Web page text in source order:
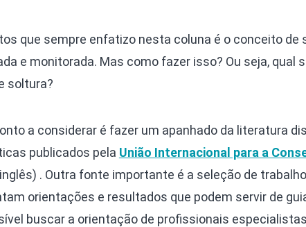
que sempre enfatizo nesta coluna é o conceito de
e monitorada. Mas como fazer isso? Ou seja, qual
soltura?
a considerar é fazer um apanhado da literatura
publicados pela União Internacional para a
. Outra fonte importante é a seleção de
orientações e resultados que podem servir de
buscar a orientação de profissionais